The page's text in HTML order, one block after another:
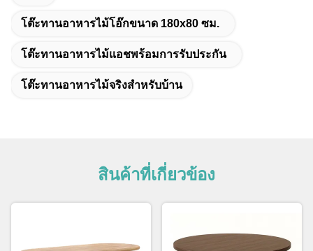
โต๊ะทานอาหารไม้โอ๊กขนาด 180x80 ซม.
โต๊ะทานอาหารไม้แอชพร้อมการรับประกัน
โต๊ะทานอาหารไม้จริงสำหรับบ้าน
สินค้าที่เกี่ยวข้อง